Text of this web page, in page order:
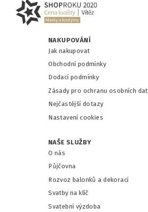
NAKUPOVÁNÍ
Jak nakupovat
Obchodní podmínky
Dodací podmínky
Zásady pro ochranu osobních dat
Nejčastější dotazy
Nastavení cookies
NAŠE SLUŽBY
O nás
Půjčovna
Rozvoz balonků a dekorací
Svatby na klíč
Svatební výzdoba